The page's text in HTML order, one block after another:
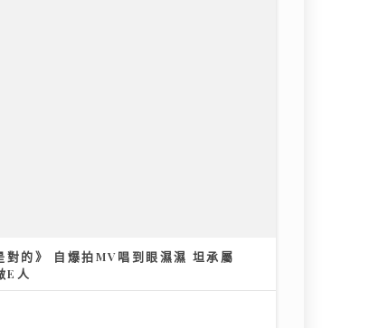
對的》 自爆拍MV唱到眼濕濕 坦承屬
E人